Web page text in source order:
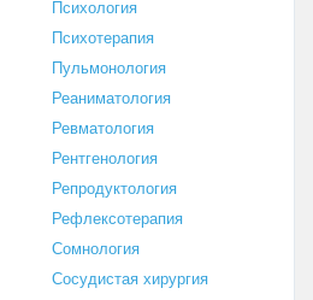
Психология
Психотерапия
Пульмонология
Реаниматология
Ревматология
Рентгенология
Репродуктология
Рефлексотерапия
Сомнология
Сосудистая хирургия